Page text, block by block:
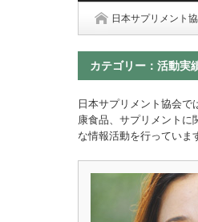
日本サプリメント
カテゴリー：活動実
日本サプリメント協会
康食品、サプリメントに
な情報活動を行っていま